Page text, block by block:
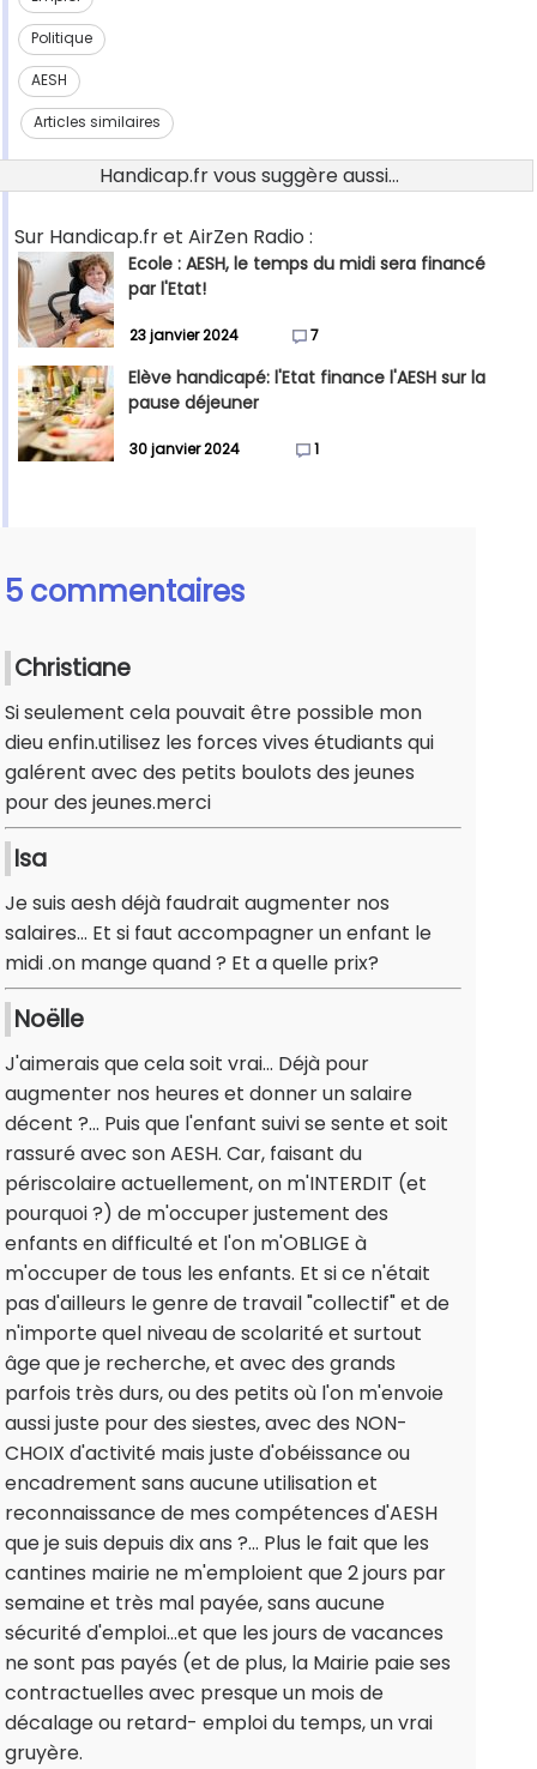
Politique
AESH
Articles similaires
Handicap.fr vous suggère aussi...
Sur Handicap.fr et AirZen Radio :
Ecole : AESH, le temps du midi sera financé
par l'Etat!
23 janvier 2024 7
Elève handicapé: l'Etat finance l'AESH sur la
pause déjeuner
30 janvier 2024 1
5 commentaires
Christiane
Si seulement cela pouvait être possible mon
dieu enfin.utilisez les forces vives étudiants qui
galérent avec des petits boulots des jeunes
pour des jeunes.merci
Isa
Je suis aesh déjà faudrait augmenter nos
salaires... Et si faut accompagner un enfant le
midi .on mange quand ? Et a quelle prix?
Noëlle
J'aimerais que cela soit vrai... Déjà pour
augmenter nos heures et donner un salaire
décent ?... Puis que l'enfant suivi se sente et soit
rassuré avec son AESH. Car, faisant du
périscolaire actuellement, on m'INTERDIT (et
pourquoi ?) de m'occuper justement des
enfants en difficulté et l'on m'OBLIGE à
m'occuper de tous les enfants. Et si ce n'était
pas d'ailleurs le genre de travail "collectif" et de
n'importe quel niveau de scolarité et surtout
âge que je recherche, et avec des grands
parfois très durs, ou des petits où l'on m'envoie
aussi juste pour des siestes, avec des NON-
CHOIX d'activité mais juste d'obéissance ou
encadrement sans aucune utilisation et
reconnaissance de mes compétences d'AESH
que je suis depuis dix ans ?... Plus le fait que les
cantines mairie ne m'emploient que 2 jours par
semaine et très mal payée, sans aucune
sécurité d'emploi...et que les jours de vacances
ne sont pas payés (et de plus, la Mairie paie ses
contractuelles avec presque un mois de
décalage ou retard- emploi du temps, un vrai
gruyère.